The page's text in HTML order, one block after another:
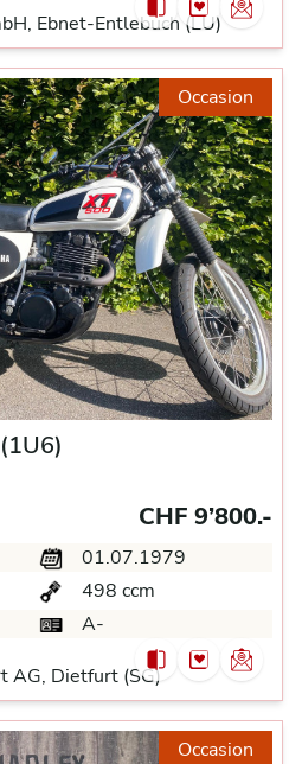
Ebnet-Entlebuch (LU)
Occasion
CHF 9’800.-
01.07.1979
498 ccm
A-
AG, Dietfurt (SG)
Occasion